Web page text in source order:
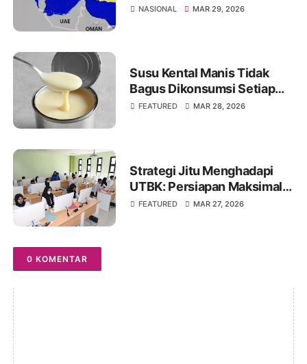
Selat Hormuz, Ini Daftarnya
NASIONAL MAR 29, 2026
Susu Kental Manis Tidak
Bagus Dikonsumsi Setiap
Hari? Simak Penjelasannya
FEATURED MAR 28, 2026
Strategi Jitu Menghadapi
UTBK: Persiapan Maksimal
untuk Hasil Optimal
FEATURED MAR 27, 2026
0 KOMENTAR